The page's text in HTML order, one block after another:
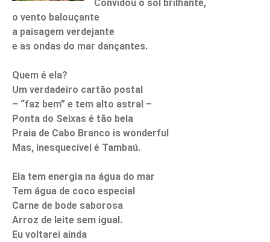
Convidou o sol brilhante,
o vento balouçante
a paisagem verdejante
e as ondas do mar dançantes.
Quem é ela?
Um verdadeiro cartão postal
– “faz bem” e tem alto astral –
Ponta do Seixas é tão bela
Praia de Cabo Branco is wonderful
Mas, inesquecível é Tambaú.
Ela tem energia na água do mar
Tem água de coco especial
Carne de bode saborosa
Arroz de leite sem igual.
Eu voltarei ainda